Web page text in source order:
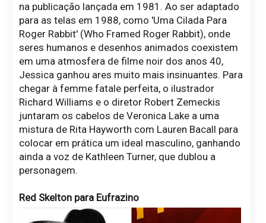
na publicação lançada em 1981. Ao ser adaptado
para as telas em 1988, como 'Uma Cilada Para
Roger Rabbit' (Who Framed Roger Rabbit), onde
seres humanos e desenhos animados coexistem
em uma atmosfera de filme noir dos anos 40,
Jessica ganhou ares muito mais insinuantes. Para
chegar à femme fatale perfeita, o ilustrador
Richard Williams e o diretor Robert Zemeckis
juntaram os cabelos de Veronica Lake a uma
mistura de Rita Hayworth com Lauren Bacall para
colocar em prática um ideal masculino, ganhando
ainda a voz de Kathleen Turner, que dublou a
personagem.
Red Skelton para Eufrazino